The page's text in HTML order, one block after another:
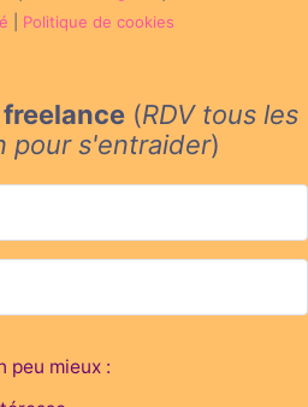
Politique de cookies
(RDV tous les
pour s'entraider)
peu mieux :